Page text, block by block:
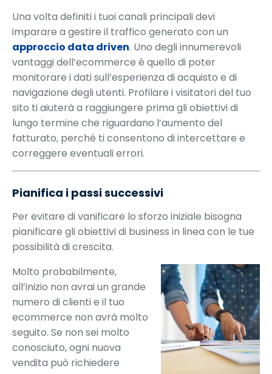
Una volta definiti i tuoi canali principali devi
imparare a gestire il traffico generato con un
approccio data driven. Uno degli innumerevoli
vantaggi dell’ecommerce è quello di poter
monitorare i dati sull’esperienza di acquisto e di
navigazione degli utenti. Profilare i visitatori del tuo
sito ti aiuterà a raggiungere prima gli obiettivi di
lungo termine che riguardano l’aumento del
fatturato, perché ti consentono di intercettare e
correggere eventuali errori.
Pianifica i passi successivi
Per evitare di vanificare lo sforzo iniziale bisogna
pianificare gli obiettivi di business in linea con le tue
possibilità di crescita.
Molto probabilmente,
all’inizio non avrai un grande
numero di clienti e il tuo
ecommerce non avrà molto
seguito. Se non sei molto
conosciuto, ogni nuova
vendita può richiedere